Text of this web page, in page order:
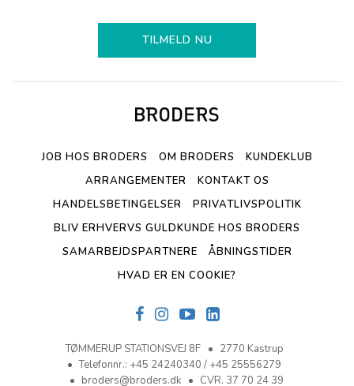
TILMELD NU
JOB HOS BRODERS OM BRODERS
KUNDEKLUB
ARRANGEMENTER
KONTAKT OS
HANDELSBETINGELSER
PRIVATLIVSPOLITIK
BLIV ERHVERVS GULDKUNDE HOS BRODERS
SAMARBEJDSPARTNERE
ÅBNINGSTIDER
HVAD ER EN COOKIE?
TØMMERUP STATIONSVEJ 8F
2770 Kastrup
Telefonnr.: +45 24240340 / +45 25556279
broders@broders.dk
CVR. 37 70 24 39